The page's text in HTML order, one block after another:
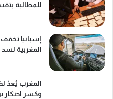
للمطالبة
إسبانيا
المغربية لسد عجز
المغرب يُعدّ
وكسر احتكار